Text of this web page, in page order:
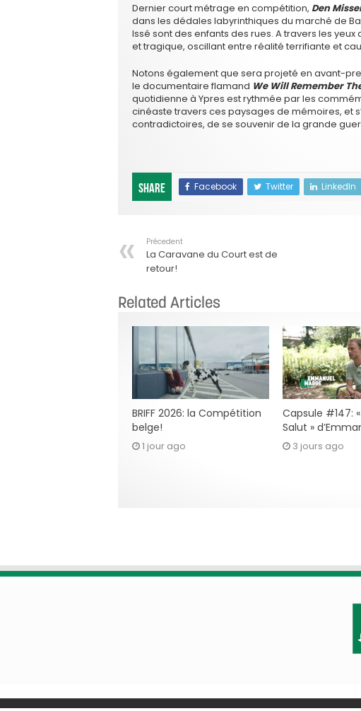
Dernier court métrage en compétition, Den
dans les dédales labyrinthiques du marché de
Issé sont des enfants des rues. A travers les
et tragique, oscillant entre réalité terrifiante et
Notons également que sera projeté en avant-
le documentaire flamand We Will Remember
quotidienne à Ypres est rythmée par les
cinéaste travers ces paysages de mémoires, et
contradictoires, de se souvenir de la grande
Share Facebook Twitter LinkedIn
Précedent
La Caravane du Court est de
retour!
Related Articles
BRIFF 2026: la Compétition
belge!
1 jour ago
Capsule #147:
Salut »
3 jours ago